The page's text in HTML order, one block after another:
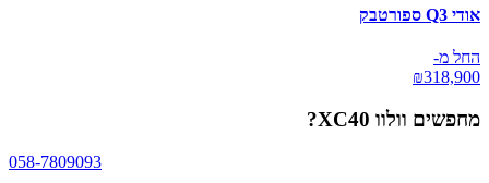
אודי Q3 ספורטבק
החל מ-
₪318,900
מחפשים וולוו XC40 ?
058-7809093